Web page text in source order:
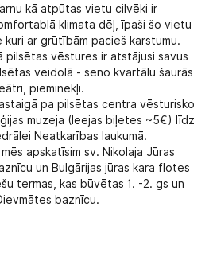
kā atpūtas vietu cilvēki ir
klimata dēļ, īpaši šo vietu
kuri ar grūtībām pacieš karstumu.
pilsētas vēstures ir atstājusi savus
veidolā - seno kvartālu šaurās
pieminekļi.
pa pilsētas centra vēsturisko
muzeja (Ieejas biļetes ~5€) līdz
Neatkarības laukumā.
mēs apskatīsim sv. Nikolaja Jūras
un Bulgārijas jūras kara flotes
termas, kas būvētas 1. -2. gs un
baznīcu.